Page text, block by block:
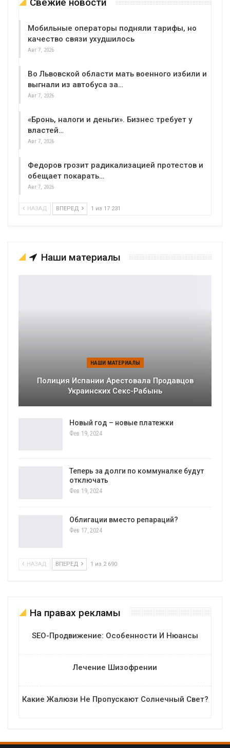
Мобильные операторы подняли тарифы, но
качество связи ухудшилось
Авг 7, 2026
Во Львовской области мать военного избили и
выгнали из автобуса за…
Авг 7, 2026
«Бронь, налоги и деньги». Бизнес требует у
властей…
Авг 7, 2026
Федоров грозит радикализацией протестов и
обещает покарать…
Авг 7, 2026
НАЗАД ВПЕРЕД 1 из 17 231
Наши материалы
НАШИ МАТЕРИАЛЫ
Полиция Испании Арестовала Продавцов
Украинских Секс-Рабынь
Новый год – новые платежки
Фев 19, 2024
Теперь за долги по коммуналке будут
отключать
Фев 19, 2024
Облигации вместо репараций?
Фев 17, 2024
НАЗАД ВПЕРЕД 1 из 2 690
На правах рекламы
SEO-Продвижение: Особенности И Нюансы
Лечение Шизофрении
Какие Жалюзи Не Пропускают Солнечный Свет?